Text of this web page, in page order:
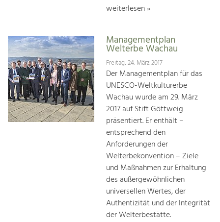
weiterlesen »
Managementplan
Welterbe Wachau
Freitag, 24. März 2017
Der Managementplan für das
UNESCO-Weltkulturerbe
Wachau wurde am 29. März
2017 auf Stift Göttweig
präsentiert. Er enthält –
entsprechend den
Anforderungen der
Welterbekonvention – Ziele
und Maßnahmen zur Erhaltung
des außergewöhnlichen
universellen Wertes, der
Authentizität und der Integrität
der Welterbestätte.